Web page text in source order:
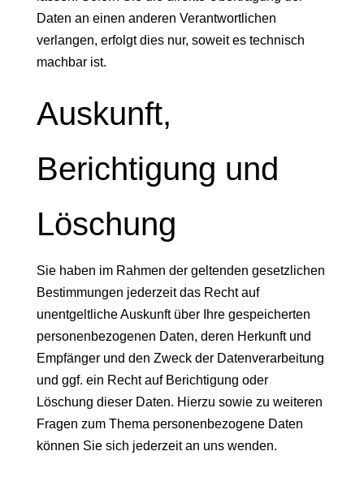
Daten an einen anderen Verantwortlichen
verlangen, erfolgt dies nur, soweit es technisch
machbar ist.
Auskunft,
Berichtigung und
Löschung
Sie haben im Rahmen der geltenden gesetzlichen
Bestimmungen jederzeit das Recht auf
unentgeltliche Auskunft über Ihre gespeicherten
personenbezogenen Daten, deren Herkunft und
Empfänger und den Zweck der Datenverarbeitung
und ggf. ein Recht auf Berichtigung oder
Löschung dieser Daten. Hierzu sowie zu weiteren
Fragen zum Thema personenbezogene Daten
können Sie sich jederzeit an uns wenden.